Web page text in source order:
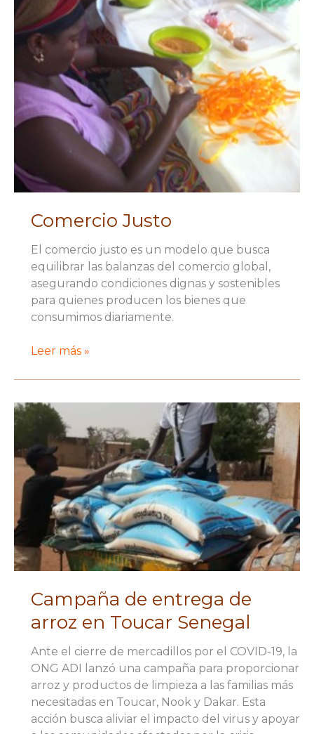
casa
de
Sante
de
Bulldo
Comercio Justo
El comercio justo es un modelo que busca
equilibrar las balanzas del comercio global,
asegurando condiciones dignas y sostenibles
para quienes producen los bienes que
consumimos diariamente.
Comercio
Leer más »
Campaña de entrega de
arroz en Toucar Senegal
Ante el cierre de mercadillos por el COVID-19, la
ONG ADI lanzó una campaña para proporcionar
arroz y productos de limpieza a las familias más
necesitadas en Toucar, Nook y Dakar. Esta
acción busca aliviar el impacto del virus y apoyar